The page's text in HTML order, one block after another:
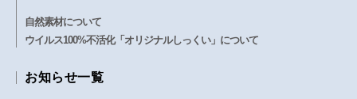
自然素材について
ウイルス100%不活化「オリジナルしっくい」について
お知らせ一覧